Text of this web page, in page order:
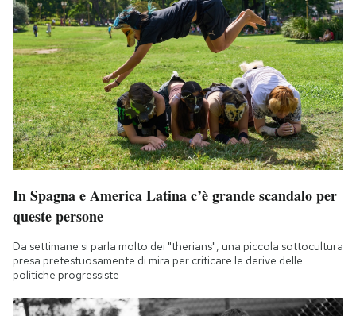
In Spagna e America Latina c’è grande scandalo per
queste persone
Da settimane si parla molto dei "therians", una piccola sottocultura
presa pretestuosamente di mira per criticare le derive delle
politiche progressiste